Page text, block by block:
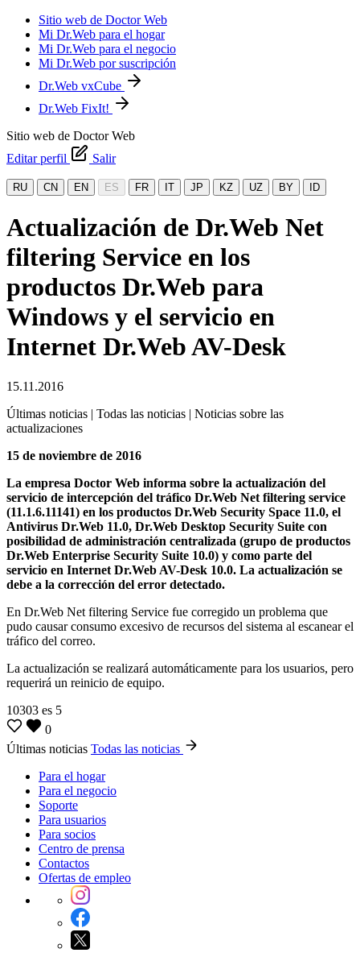
Sitio web de Doctor Web
Mi Dr.Web para el hogar
Mi Dr.Web para el negocio
Mi Dr.Web por suscripción
Dr.Web vxCube
Dr.Web FixIt!
Sitio web de Doctor Web
Editar perfil
Salir
RU CN EN ES FR IT JP KZ UZ BY ID
Actualización de Dr.Web Net
filtering Service en los
productos Dr.Web para
Windows y el servicio en
Internet Dr.Web AV-Desk
15.11.2016
Últimas noticias | Todas las noticias | Noticias sobre las
actualizaciones
15 de noviembre de 2016
La empresa Doctor Web informa sobre la actualización del
servicio de intercepción del tráfico Dr.Web Net filtering service
(11.1.6.11141) en los productos Dr.Web Security Space 11.0, el
Antivirus Dr.Web 11.0, Dr.Web Desktop Security Suite con
posibilidad de administración centralizada (grupo de productos
Dr.Web Enterprise Security Suite 10.0) y como parte del
servicio en Internet Dr.Web AV-Desk 10.0. La actualización se
debe a la corrección del error detectado.
En Dr.Web Net filtering Service fue corregido un problema que
pudo causar consumo excesivo de recursos del sistema al escanear el
tráfico del correo.
La actualización se realizará automáticamente para los usuarios, pero
requerirá un reinicio de equipo.
10303 es 5
0
Últimas noticias Todas las noticias
Para el hogar
Para el negocio
Soporte
Para usuarios
Para socios
Centro de prensa
Contactos
Ofertas de empleo